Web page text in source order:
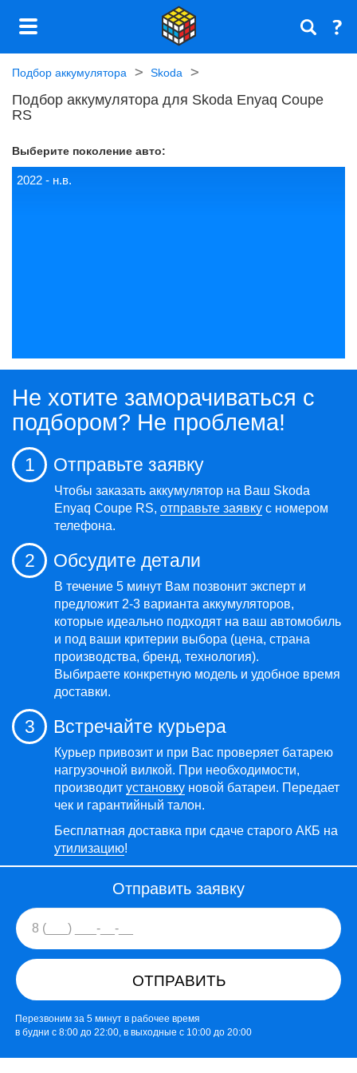
Подбор аккумулятора Skoda
Подбор аккумулятора для Skoda Enyaq Coupe
RS
Выберите поколение авто:
2022 - н.в.
Не хотите заморачиваться с
подбором? Не проблема!
1 Отправьте заявку
Чтобы заказать аккумулятор на Ваш Skoda
Enyaq Coupe RS, отправьте заявку с номером
телефона.
2 Обсудите детали
В течение 5 минут Вам позвонит эксперт и
предложит 2-3 варианта аккумуляторов,
которые идеально подходят на ваш автомобиль
и под ваши критерии выбора (цена, страна
производства, бренд, технология).
Выбираете конкретную модель и удобное время
доставки.
3 Встречайте курьера
Курьер привозит и при Вас проверяет батарею
нагрузочной вилкой. При необходимости,
производит установку новой батареи. Передает
чек и гарантийный талон.
Бесплатная доставка при сдаче старого АКБ на
утилизацию!
Отправить заявку
ОТПРАВИТЬ
Перезвоним за 5 минут в рабочее время
в будни с 8:00 до 22:00, в выходные с 10:00 до 20:00